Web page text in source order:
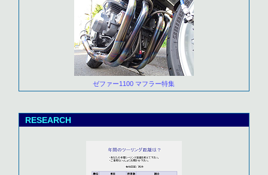
ゼファー1100 マフラー特集
RESEARCH